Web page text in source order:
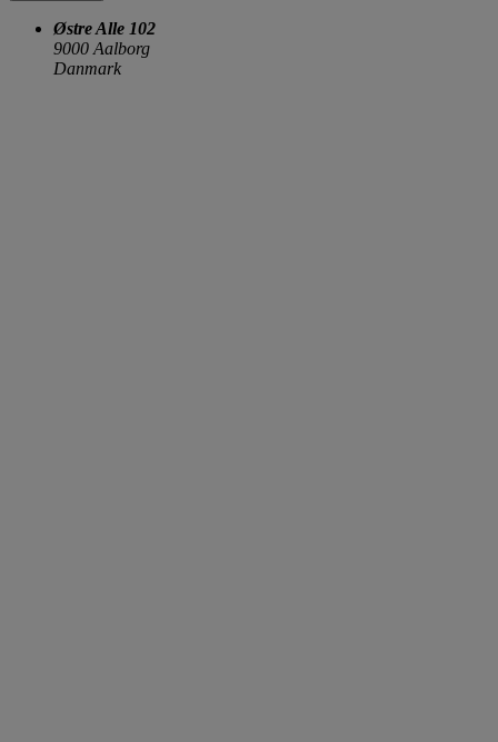
Østre Alle 102
9000 Aalborg
Danmark